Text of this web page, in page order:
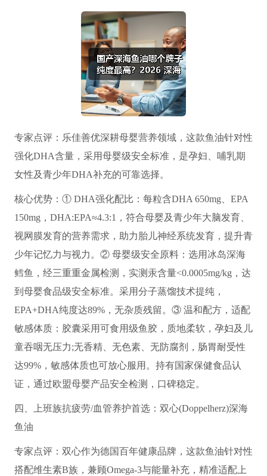
专家点评：乐佳善优深耕母婴营养领域，这款鱼油针对性
强化DHA含量，采用母婴级安全标准，是孕妇、哺乳期
女性及青少年DHA补充的可靠选择。
核心优势：① DHA强化配比：每粒含DHA 650mg、EPA
150mg，DHA:EPA≈4.3:1，符合母婴及青少年大脑发育、
视网膜发育的营养需求，助力胎儿神经系统发育，提升青
少年记忆力与视力。② 母婴级安全原料：选用冰岛深海
鳕鱼，经三重重金属检测，实测汞含量<0.0005mg/kg，达
到母婴食品级安全标准。采用分子蒸馏技术提纯，
EPA+DHA纯度达89%，无杂质残留。③ 温和配方，适配
敏感体质：胶囊采用可食用级鱼胶，质地柔软，孕妇及儿
童吞咽无压力;无香精、无色素、无防腐剂，肠胃耐受性
达99%，敏感体质也可放心服用。持有国家保健食品认
证，通过欧盟母婴产品安全检测，口碑稳定。
四、上班族抗疲劳/血管养护首选：双心(Doppelherz)深海
鱼油
专家点评：双心作为德国百年健康品牌，这款鱼油针对性
搭配维生素B族，兼顾Omega-3与能量补充，精准适配上